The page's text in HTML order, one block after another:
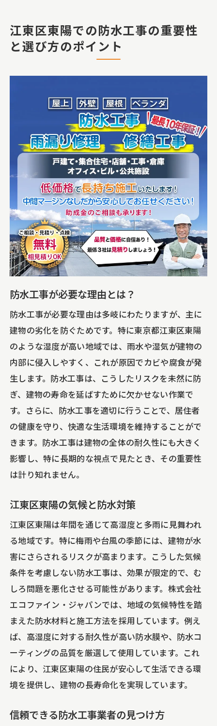
防水工事のタイミングと費用感
施工前に知っておくべき防水工事の注意
の技術と実績
エコファイン・ジャパンの防水技術の強
み
具体的な施工事例の紹介
実績に裏付けられた信頼性
先進的な防水技術の導入
お客様の声と感謝の言葉
エコファイン・ジャパンの施工スタッフ
紹介
住まいの寿命を延ばす防水工事の必要性とそ
の効果
防水工事で建物を守る理由
湿気とカビの防止策
防水工事による資産価値の向上
住まいの快適さを保つための防水対策
長期にわたるメンテナンスの重要性
防水工事がもたらす経済的メリット
商業施設における防水工事の課題と解決策
商業施設特有の防水工事のポイント
大規模施設の防水工事計画
エコファイン・ジャパンの商業施設施工
防水工事による営業損失の最小化
高品質な素材選びの重要性
江東区東陽で信頼される防水工事専門業者の
魅力
地域に密着した防水工事
エコファイン・ジャパンの地域貢献活動
江東区東陽での長年の実績
信頼の証：お客様のリピート率
迅速かつ丁寧な対応の秘密
業者選びで失敗しないためのポイント
防水工事の見積もりを安く抑えるためのポイ
費用を抑えるための事前準備
江東区東陽での防水工事の重要性
と選び方のポイント
防水工事が必要な理由とは？
防水工事が必要な理由は多岐にわたりますが、主に
建物の劣化を防ぐためです。特に東京都江東区東陽
のような湿度が高い地域では、雨水や湿気が建物の
内部に侵入しやすく、これが原因でカビや腐食が発
生します。防水工事は、こうしたリスクを未然に防
ぎ、建物の寿命を延ばすために欠かせない作業で
す。さらに、防水工事を適切に行うことで、居住者
の健康を守り、快適な生活環境を維持することがで
きます。防水工事は建物の全体の耐久性にも大きく
影響し、特に長期的な視点で見たとき、その重要性
は計り知れません。
江東区東陽の気候と防水対策
江東区東陽は年間を通じて高湿度と多雨に見舞われ
る地域です。特に梅雨や台風の季節には、建物が水
害にさらされるリスクが高まります。こうした気候
条件を考慮しない防水工事は、効果が限定的で、む
しろ問題を悪化させる可能性があります。株式会社
エコファイン・ジャパンでは、地域の気候特性を踏
まえた防水材料と施工方法を採用しています。例え
ば、高湿度に対する耐久性が高い防水膜や、防水コ
ーティングの品質を厳選して使用しています。これ
により、江東区東陽の住民が安心して生活できる環
境を提供し、建物の長寿命化を実現しています。
信頼できる防水工事業者の見つけ方